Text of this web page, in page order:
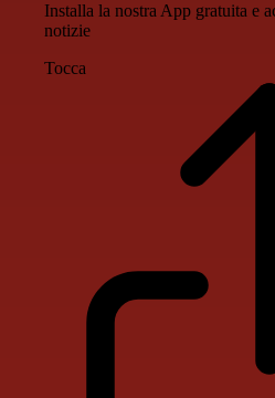
Installa la nostra App gratuita e
notizie
Tocca